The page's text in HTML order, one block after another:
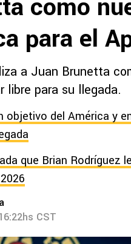
como
para el
a Juan Brunetta
libre para su llegada.
objetivo del América y
que Brian Rodríguez
CST